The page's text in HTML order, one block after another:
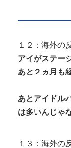
１２：海外の
アイがステー
あと２ヵ月も
あとアイドル
は多いんじゃ
１３：海外の